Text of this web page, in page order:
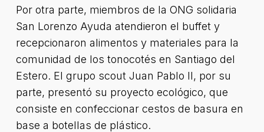
Por otra parte, miembros de la ONG solidaria
San Lorenzo Ayuda atendieron el buffet y
recepcionaron alimentos y materiales para la
comunidad de los tonocotés en Santiago del
Estero. El grupo scout Juan Pablo II, por su
parte, presentó su proyecto ecológico, que
consiste en confeccionar cestos de basura en
base a botellas de plástico.